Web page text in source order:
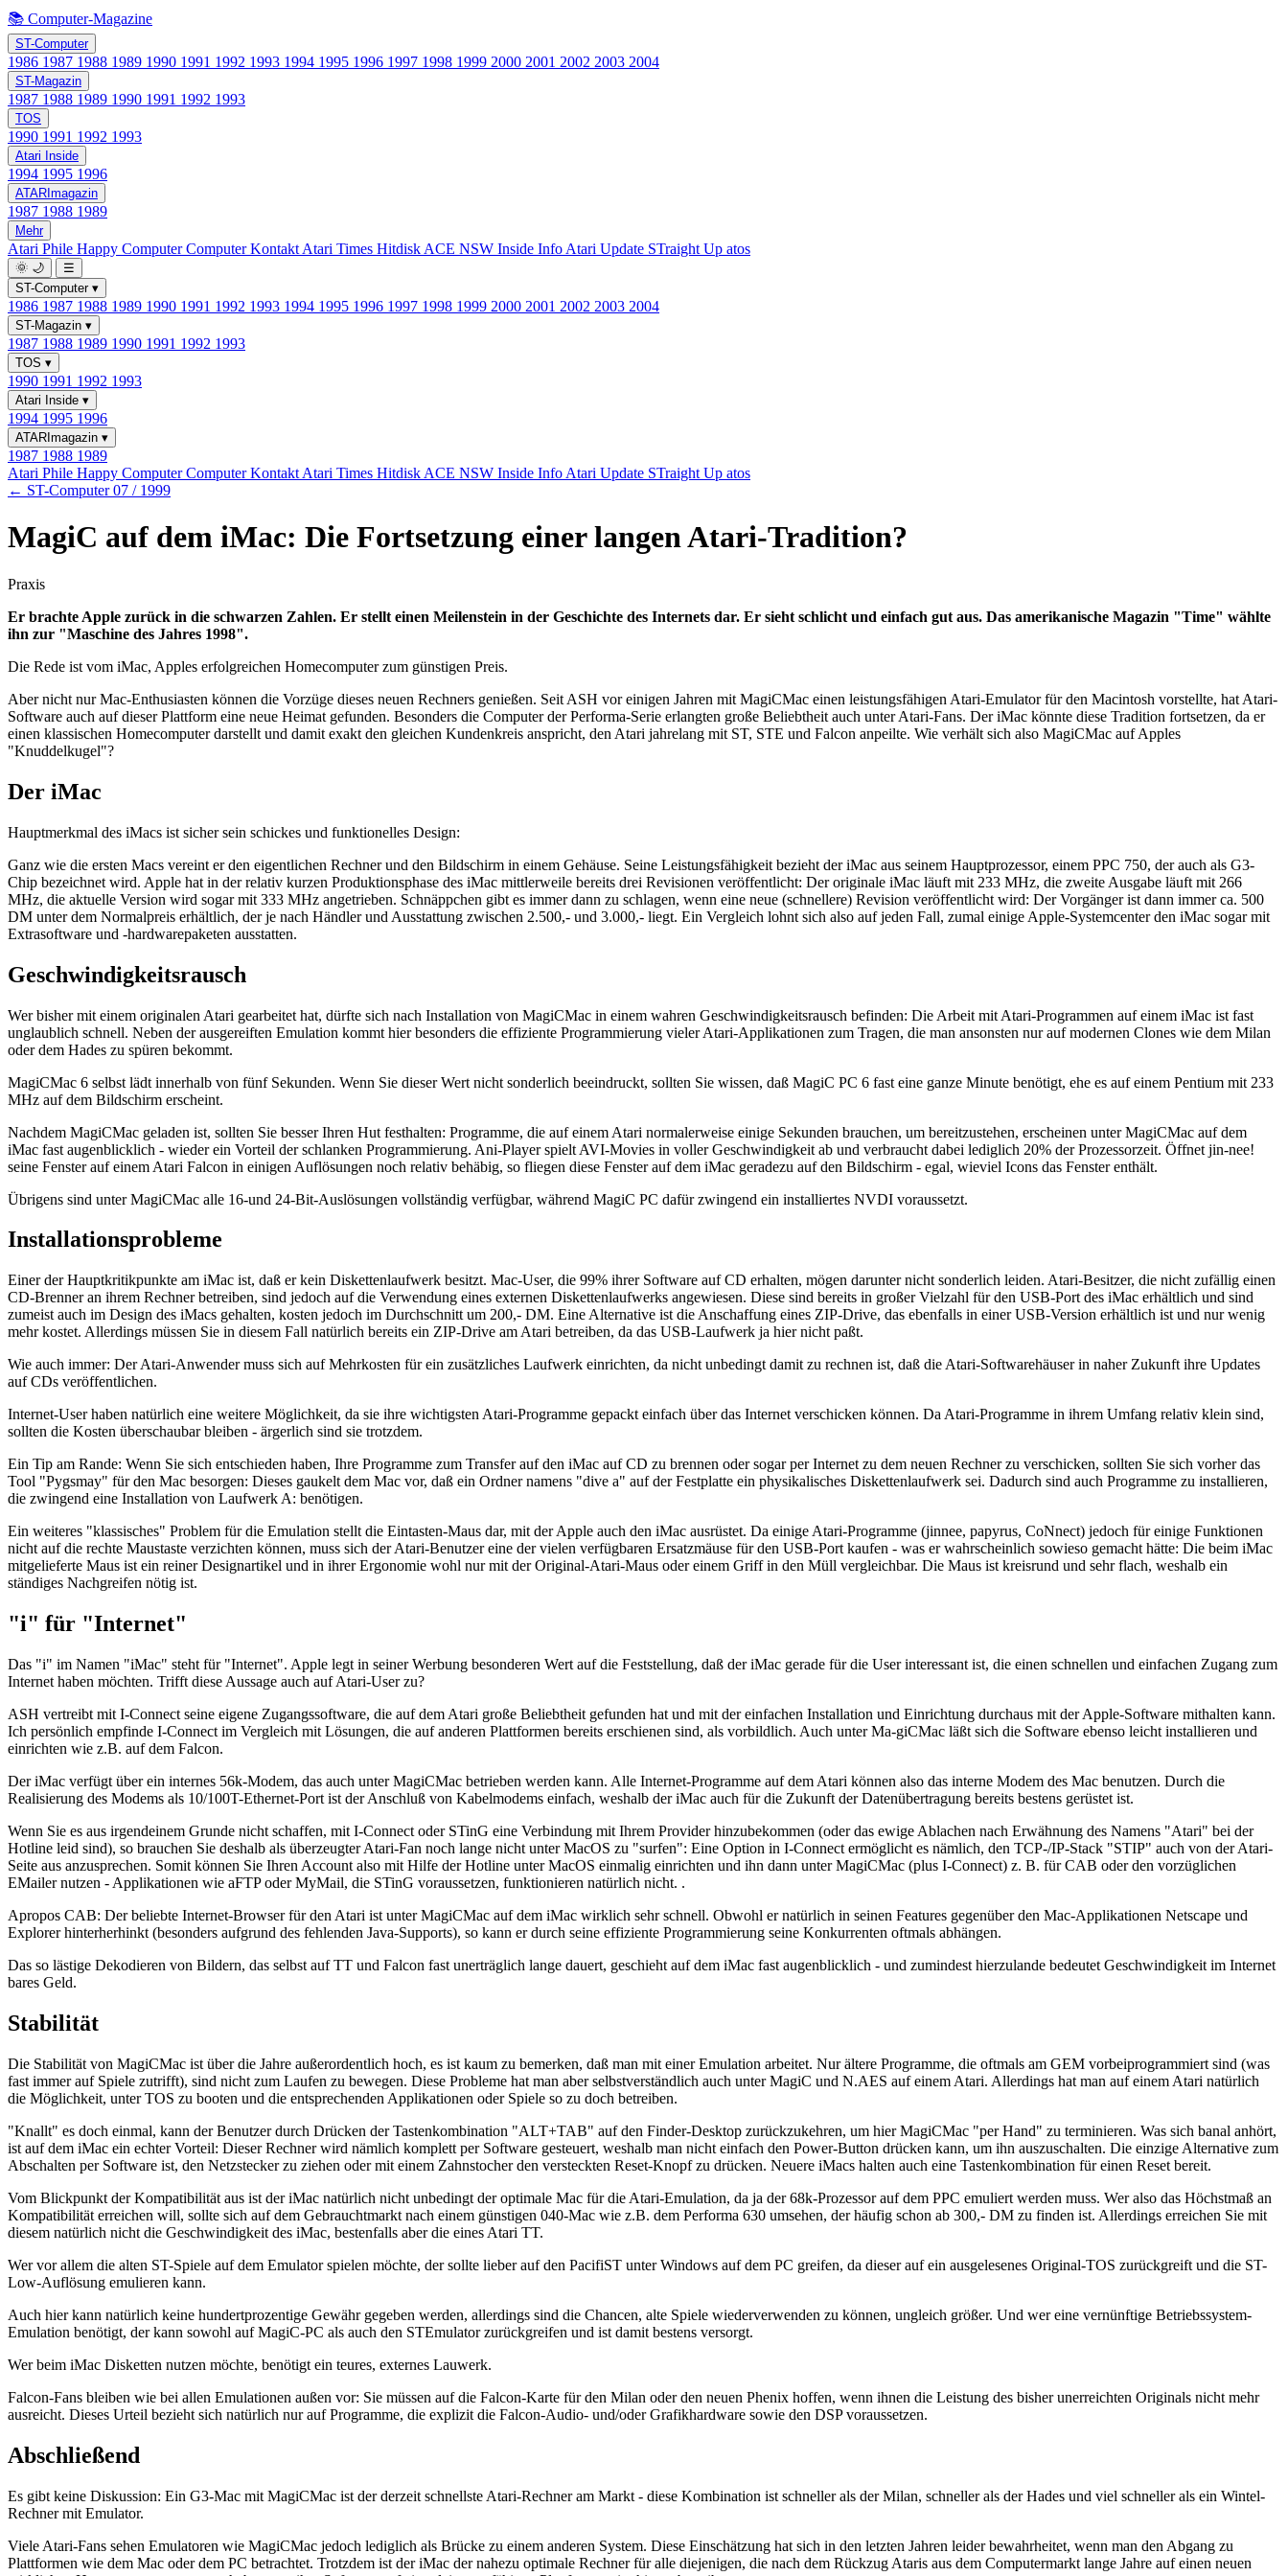
📚 Computer-Magazine
ST-Computer
1986 1987 1988 1989 1990 1991 1992 1993 1994 1995 1996 1997 1998 1999 2000 2001 2002 2003 2004
ST-Magazin
1987 1988 1989 1990 1991 1992 1993
TOS
1990 1991 1992 1993
Atari Inside
1994 1995 1996
ATARImagazin
1987 1988 1989
Mehr
Atari Phile Happy ComputerComputer Kontakt Atari Times Hitdisk ACE NSW Inside Info Atari Update STraight Up atos
🌞 🌙
☰
ST-Computer ▾
1986 1987 1988 1989 1990 1991 1992 1993 1994 1995 1996 1997 1998 1999 2000 2001 2002 2003 2004
ST-Magazin ▾
1987 1988 1989 1990 1991 1992 1993
TOS ▾
1990 1991 1992 1993
Atari Inside ▾
1994 1995 1996
ATARImagazin ▾
1987 1988 1989
Atari Phile Happy ComputerComputer Kontakt Atari Times Hitdisk ACE NSW Inside Info Atari Update STraight Up atos
← ST-Computer 07 / 1999
MagiC auf dem iMac: Die Fortsetzung einer langen Atari-Tradition?
Praxis
Er brachte Apple zurück in die schwarzen Zahlen. Er stellt einen Meilenstein in der Geschichte des Internets dar. Er sieht schlicht und einfach gut aus. Das amerikanische Magazin "Time" wählte
ihn zur "Maschine des Jahres 1998".
Die Rede ist vom iMac, Apples erfolgreichen Homecomputer zum günstigen Preis.
Aber nicht nur Mac-Enthusiasten können die Vorzüge dieses neuen Rechners genießen. Seit ASH vor einigen Jahren mit MagiCMac einen leistungsfähigen Atari-Emulator für den Macintosh vorstellte, hat Atari-
Software auch auf dieser Plattform eine neue Heimat gefunden. Besonders die Computer der Performa-Serie erlangten große Beliebtheit auch unter Atari-Fans. Der iMac könnte diese Tradition fortsetzen, da er
einen klassischen Homecomputer darstellt und damit exakt den gleichen Kundenkreis anspricht, den Atari jahrelang mit ST, STE und Falcon anpeilte. Wie verhält sich also MagiCMac auf Apples
"Knuddelkugel"?
Der iMac
Hauptmerkmal des iMacs ist sicher sein schickes und funktionelles Design:
Ganz wie die ersten Macs vereint er den eigentlichen Rechner und den Bildschirm in einem Gehäuse. Seine Leistungsfähigkeit bezieht der iMac aus seinem Hauptprozessor, einem PPC 750, der auch als G3-
Chip bezeichnet wird. Apple hat in der relativ kurzen Produktionsphase des iMac mittlerweile bereits drei Revisionen veröffentlicht: Der originale iMac läuft mit 233 MHz, die zweite Ausgabe läuft mit 266
MHz, die aktuelle Version wird sogar mit 333 MHz angetrieben. Schnäppchen gibt es immer dann zu schlagen, wenn eine neue (schnellere) Revision veröffentlicht wird: Der Vorgänger ist dann immer ca. 500
DM unter dem Normalpreis erhältlich, der je nach Händler und Ausstattung zwischen 2.500,- und 3.000,- liegt. Ein Vergleich lohnt sich also auf jeden Fall, zumal einige Apple-Systemcenter den iMac sogar mit
Extrasoftware und -hardwarepaketen ausstatten.
Geschwindigkeitsrausch
Wer bisher mit einem originalen Atari gearbeitet hat, dürfte sich nach Installation von MagiCMac in einem wahren Geschwindigkeitsrausch befinden: Die Arbeit mit Atari-Programmen auf einem iMac ist fast
unglaublich schnell. Neben der ausgereiften Emulation kommt hier besonders die effiziente Programmierung vieler Atari-Applikationen zum Tragen, die man ansonsten nur auf modernen Clones wie dem Milan
oder dem Hades zu spüren bekommt.
MagiCMac 6 selbst lädt innerhalb von fünf Sekunden. Wenn Sie dieser Wert nicht sonderlich beeindruckt, sollten Sie wissen, daß MagiC PC 6 fast eine ganze Minute benötigt, ehe es auf einem Pentium mit 233
MHz auf dem Bildschirm erscheint.
Nachdem MagiCMac geladen ist, sollten Sie besser Ihren Hut festhalten: Programme, die auf einem Atari normalerweise einige Sekunden brauchen, um bereitzustehen, erscheinen unter MagiCMac auf dem
iMac fast augenblicklich - wieder ein Vorteil der schlanken Programmierung. Ani-Player spielt AVI-Movies in voller Geschwindigkeit ab und verbraucht dabei lediglich 20% der Prozessorzeit. Öffnet jin-nee!
seine Fenster auf einem Atari Falcon in einigen Auflösungen noch relativ behäbig, so fliegen diese Fenster auf dem iMac geradezu auf den Bildschirm - egal, wieviel Icons das Fenster enthält.
Übrigens sind unter MagiCMac alle 16-und 24-Bit-Auslösungen vollständig verfügbar, während MagiC PC dafür zwingend ein installiertes NVDI voraussetzt.
Installationsprobleme
Einer der Hauptkritikpunkte am iMac ist, daß er kein Diskettenlaufwerk besitzt. Mac-User, die 99% ihrer Software auf CD erhalten, mögen darunter nicht sonderlich leiden. Atari-Besitzer, die nicht zufällig einen
CD-Brenner an ihrem Rechner betreiben, sind jedoch auf die Verwendung eines externen Diskettenlaufwerks angewiesen. Diese sind bereits in großer Vielzahl für den USB-Port des iMac erhältlich und sind
zumeist auch im Design des iMacs gehalten, kosten jedoch im Durchschnitt um 200,- DM. Eine Alternative ist die Anschaffung eines ZIP-Drive, das ebenfalls in einer USB-Version erhältlich ist und nur wenig
mehr kostet. Allerdings müssen Sie in diesem Fall natürlich bereits ein ZIP-Drive am Atari betreiben, da das USB-Laufwerk ja hier nicht paßt.
Wie auch immer: Der Atari-Anwender muss sich auf Mehrkosten für ein zusätzliches Laufwerk einrichten, da nicht unbedingt damit zu rechnen ist, daß die Atari-Softwarehäuser in naher Zukunft ihre Updates
auf CDs veröffentlichen.
Internet-User haben natürlich eine weitere Möglichkeit, da sie ihre wichtigsten Atari-Programme gepackt einfach über das Internet verschicken können. Da Atari-Programme in ihrem Umfang relativ klein sind,
sollten die Kosten überschaubar bleiben - ärgerlich sind sie trotzdem.
Ein Tip am Rande: Wenn Sie sich entschieden haben, Ihre Programme zum Transfer auf den iMac auf CD zu brennen oder sogar per Internet zu dem neuen Rechner zu verschicken, sollten Sie sich vorher das
Tool "Pygsmay" für den Mac besorgen: Dieses gaukelt dem Mac vor, daß ein Ordner namens "dive a" auf der Festplatte ein physikalisches Diskettenlaufwerk sei. Dadurch sind auch Programme zu installieren,
die zwingend eine Installation von Laufwerk A: benötigen.
Ein weiteres "klassisches" Problem für die Emulation stellt die Eintasten-Maus dar, mit der Apple auch den iMac ausrüstet. Da einige Atari-Programme (jinnee, papyrus, CoNnect) jedoch für einige Funktionen
nicht auf die rechte Maustaste verzichten können, muss sich der Atari-Benutzer eine der vielen verfügbaren Ersatzmäuse für den USB-Port kaufen - was er wahrscheinlich sowieso gemacht hätte: Die beim iMac
mitgelieferte Maus ist ein reiner Designartikel und in ihrer Ergonomie wohl nur mit der Original-Atari-Maus oder einem Griff in den Müll vergleichbar. Die Maus ist kreisrund und sehr flach, weshalb ein
ständiges Nachgreifen nötig ist.
"i" für "Internet"
Das "i" im Namen "iMac" steht für "Internet". Apple legt in seiner Werbung besonderen Wert auf die Feststellung, daß der iMac gerade für die User interessant ist, die einen schnellen und einfachen Zugang zum
Internet haben möchten. Trifft diese Aussage auch auf Atari-User zu?
ASH vertreibt mit I-Connect seine eigene Zugangssoftware, die auf dem Atari große Beliebtheit gefunden hat und mit der einfachen Installation und Einrichtung durchaus mit der Apple-Software mithalten kann.
Ich persönlich empfinde I-Connect im Vergleich mit Lösungen, die auf anderen Plattformen bereits erschienen sind, als vorbildlich. Auch unter Ma-giCMac läßt sich die Software ebenso leicht installieren und
einrichten wie z.B. auf dem Falcon.
Der iMac verfügt über ein internes 56k-Modem, das auch unter MagiCMac betrieben werden kann. Alle Internet-Programme auf dem Atari können also das interne Modem des Mac benutzen. Durch die
Realisierung des Modems als 10/100T-Ethernet-Port ist der Anschluß von Kabelmodems einfach, weshalb der iMac auch für die Zukunft der Datenübertragung bereits bestens gerüstet ist.
Wenn Sie es aus irgendeinem Grunde nicht schaffen, mit I-Connect oder STinG eine Verbindung mit Ihrem Provider hinzubekommen (oder das ewige Ablachen nach Erwähnung des Namens "Atari" bei der
Hotline leid sind), so brauchen Sie deshalb als überzeugter Atari-Fan noch lange nicht unter MacOS zu "surfen": Eine Option in I-Connect ermöglicht es nämlich, den TCP-/IP-Stack "STIP" auch von der Atari-
Seite aus anzusprechen. Somit können Sie Ihren Account also mit Hilfe der Hotline unter MacOS einmalig einrichten und ihn dann unter MagiCMac (plus I-Connect) z. B. für CAB oder den vorzüglichen
EMailer nutzen - Applikationen wie aFTP oder MyMail, die STinG voraussetzen, funktionieren natürlich nicht. .
Apropos CAB: Der beliebte Internet-Browser für den Atari ist unter MagiCMac auf dem iMac wirklich sehr schnell. Obwohl er natürlich in seinen Features gegenüber den Mac-Applikationen Netscape und
Explorer hinterherhinkt (besonders aufgrund des fehlenden Java-Supports), so kann er durch seine effiziente Programmierung seine Konkurrenten oftmals abhängen.
Das so lästige Dekodieren von Bildern, das selbst auf TT und Falcon fast unerträglich lange dauert, geschieht auf dem iMac fast augenblicklich - und zumindest hierzulande bedeutet Geschwindigkeit im Internet
bares Geld.
Stabilität
Die Stabilität von MagiCMac ist über die Jahre außerordentlich hoch, es ist kaum zu bemerken, daß man mit einer Emulation arbeitet. Nur ältere Programme, die oftmals am GEM vorbeiprogrammiert sind (was
fast immer auf Spiele zutrifft), sind nicht zum Laufen zu bewegen. Diese Probleme hat man aber selbstverständlich auch unter MagiC und N.AES auf einem Atari. Allerdings hat man auf einem Atari natürlich
die Möglichkeit, unter TOS zu booten und die entsprechenden Applikationen oder Spiele so zu doch betreiben.
"Knallt" es doch einmal, kann der Benutzer durch Drücken der Tastenkombination "ALT+TAB" auf den Finder-Desktop zurückzukehren, um hier MagiCMac "per Hand" zu terminieren. Was sich banal anhört,
ist auf dem iMac ein echter Vorteil: Dieser Rechner wird nämlich komplett per Software gesteuert, weshalb man nicht einfach den Power-Button drücken kann, um ihn auszuschalten. Die einzige Alternative zum
Abschalten per Software ist, den Netzstecker zu ziehen oder mit einem Zahnstocher den versteckten Reset-Knopf zu drücken. Neuere iMacs halten auch eine Tastenkombination für einen Reset bereit.
Vom Blickpunkt der Kompatibilität aus ist der iMac natürlich nicht unbedingt der optimale Mac für die Atari-Emulation, da ja der 68k-Prozessor auf dem PPC emuliert werden muss. Wer also das Höchstmaß an
Kompatibilität erreichen will, sollte sich auf dem Gebrauchtmarkt nach einem günstigen 040-Mac wie z.B. dem Performa 630 umsehen, der häufig schon ab 300,- DM zu finden ist. Allerdings erreichen Sie mit
diesem natürlich nicht die Geschwindigkeit des iMac, bestenfalls aber die eines Atari TT.
Wer vor allem die alten ST-Spiele auf dem Emulator spielen möchte, der sollte lieber auf den PacifiST unter Windows auf dem PC greifen, da dieser auf ein ausgelesenes Original-TOS zurückgreift und die ST-
Low-Auflösung emulieren kann.
Auch hier kann natürlich keine hundertprozentige Gewähr gegeben werden, allerdings sind die Chancen, alte Spiele wiederverwenden zu können, ungleich größer. Und wer eine vernünftige Betriebssystem-
Emulation benötigt, der kann sowohl auf MagiC-PC als auch den STEmulator zurückgreifen und ist damit bestens versorgt.
Wer beim iMac Disketten nutzen möchte, benötigt ein teures, externes Lauwerk.
Falcon-Fans bleiben wie bei allen Emulationen außen vor: Sie müssen auf die Falcon-Karte für den Milan oder den neuen Phenix hoffen, wenn ihnen die Leistung des bisher unerreichten Originals nicht mehr
ausreicht. Dieses Urteil bezieht sich natürlich nur auf Programme, die explizit die Falcon-Audio- und/oder Grafikhardware sowie den DSP voraussetzen.
Abschließend
Es gibt keine Diskussion: Ein G3-Mac mit MagiCMac ist der derzeit schnellste Atari-Rechner am Markt - diese Kombination ist schneller als der Milan, schneller als der Hades und viel schneller als ein Wintel-
Rechner mit Emulator.
Viele Atari-Fans sehen Emulatoren wie MagiCMac jedoch lediglich als Brücke zu einem anderen System. Diese Einschätzung hat sich in den letzten Jahren leider bewahrheitet, wenn man den Abgang zu
Plattformen wie dem Mac oder dem PC betrachtet. Trotzdem ist der iMac der nahezu optimale Rechner für alle diejenigen, die nach dem Rückzug Ataris aus dem Computermarkt lange Jahre auf einen neuen